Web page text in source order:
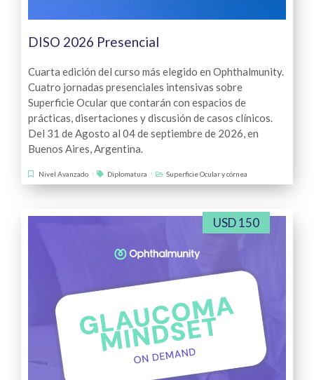
DISO 2026 Presencial
Cuarta edición del curso más elegido en Ophthalmunity.
Cuatro jornadas presenciales intensivas sobre
Superficie Ocular que contarán con espacios de
prácticas, disertaciones y discusión de casos clínicos.
Del 31 de Agosto al 04 de septiembre de 2026, en
Buenos Aires, Argentina.
Nivel Avanzado Diplomatura Superficie Ocular y córnea
USD 150